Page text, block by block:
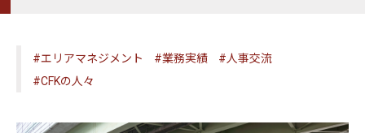
#エリアマネジメント #業務実績
#人事交流
#CFKの人々